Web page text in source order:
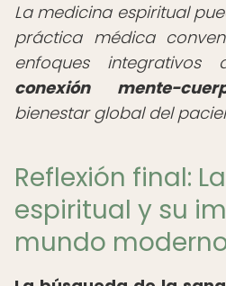
La medicina espiritual
práctica médica
enfoques integrativos
conexión mente-
bienestar global del
Reflexión final:
espiritual y su
mundo